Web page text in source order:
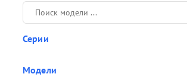
Серии
Модели